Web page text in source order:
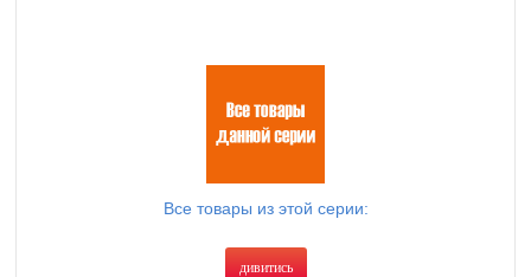
Все товары из этой серии:
дивитись